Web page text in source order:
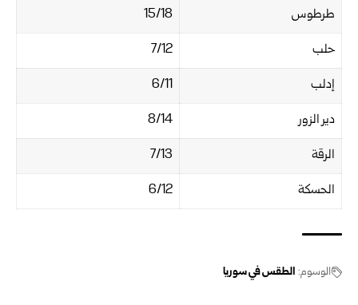
طرطوس
15/18
حلب
7/12
إدلب
6/11
دير الزور
8/14
الرقة
7/13
الحسكة
6/12
الوسوم: الطقس في سوريا